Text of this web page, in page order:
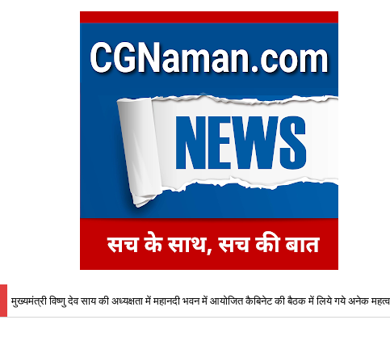
शैक्षणिक सत्र 2026-27 हेतु B-Tech (कृषि अभियांत्रिकी) एवं B-Tech-(खाद्य प्रौद्योगिकी) पाठ्यक्रमों की